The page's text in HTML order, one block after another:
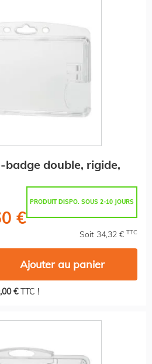
badge double, rigide,
PRODUIT DISPO. SOUS 2-10 JOURS
€
Soit 34,32 € TTC
Ajouter au panier
€TTC !